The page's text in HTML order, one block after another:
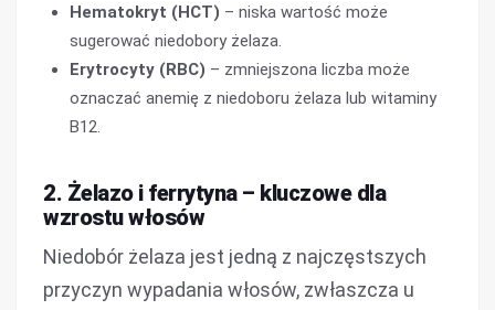
Hematokryt (HCT) – niska wartość może
sugerować niedobory żelaza.
Erytrocyty (RBC) – zmniejszona liczba może
oznaczać anemię z niedoboru żelaza lub witaminy
B12.
2. Żelazo i ferrytyna – kluczowe dla
wzrostu włosów
Niedobór żelaza jest jedną z najczęstszych
przyczyn wypadania włosów, zwłaszcza u